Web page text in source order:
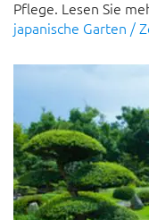
Pflege. Lesen Sie
japanische Garten /